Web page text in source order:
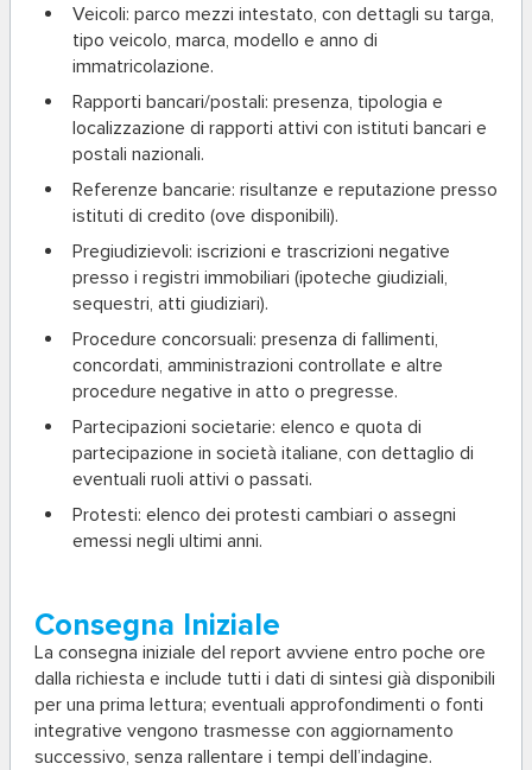
Veicoli: parco mezzi intestato, con dettagli su targa,
tipo veicolo, marca, modello e anno di
immatricolazione.
Rapporti bancari/postali: presenza, tipologia e
localizzazione di rapporti attivi con istituti bancari e
postali nazionali.
Referenze bancarie: risultanze e reputazione presso
istituti di credito (ove disponibili).
Pregiudizievoli: iscrizioni e trascrizioni negative
presso i registri immobiliari (ipoteche giudiziali,
sequestri, atti giudiziari).
Procedure concorsuali: presenza di fallimenti,
concordati, amministrazioni controllate e altre
procedure negative in atto o pregresse.
Partecipazioni societarie: elenco e quota di
partecipazione in società italiane, con dettaglio di
eventuali ruoli attivi o passati.
Protesti: elenco dei protesti cambiari o assegni
emessi negli ultimi anni.
Consegna Iniziale
La consegna iniziale del report avviene entro poche ore
dalla richiesta e include tutti i dati di sintesi già disponibili
per una prima lettura; eventuali approfondimenti o fonti
integrative vengono trasmesse con aggiornamento
successivo, senza rallentare i tempi dell’indagine.